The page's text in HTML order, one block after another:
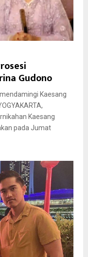
Gudono
Kaesang
Kaesang
pada Jumat